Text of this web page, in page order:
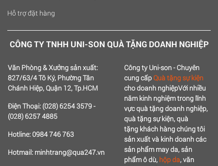
Hỗ trợ đặt hàng
CÔNG TY TNHH UNI-SON QUÀ TẶNG DOANH NGHIỆP
Văn Phòng & Xưởng sản xuất:
827/63/4 Tô Ký, Phường Tân
Chánh Hiệp, Quận 12, Tp.HCM
Điện Thoại: (028) 6254 3579 -
(028) 6257 4885
Hotline: 0984 746 763
Hotmail: minhtrang@qua247.vn
Công ty Uni-son - Chuyên
cung cấp Quà tặng sự kiện
cho doanh nghiệpVới nhiều
năm kinh nghiệm trong lĩnh
vực quà tặng doanh nghiệp,
quà tặng sự kiện, quà
tặng khách hàng chúng tôi
sản xuất và kinh doanh các
sản phẩm may da, sản
phẩm ô dù, hộp da, văn